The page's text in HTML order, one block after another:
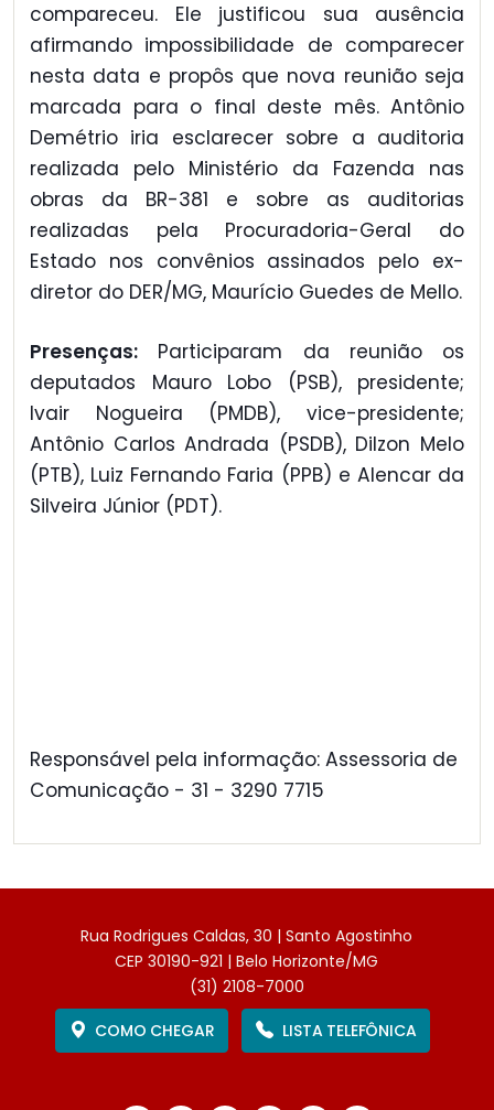
compareceu. Ele justificou sua ausência
afirmando impossibilidade de comparecer
nesta data e propôs que nova reunião seja
marcada para o final deste mês. Antônio
Demétrio iria esclarecer sobre a auditoria
realizada pelo Ministério da Fazenda nas
obras da BR-381 e sobre as auditorias
realizadas pela Procuradoria-Geral do
Estado nos convênios assinados pelo ex-
diretor do DER/MG, Maurício Guedes de Mello.
Presenças: Participaram da reunião os
deputados Mauro Lobo (PSB), presidente;
Ivair Nogueira (PMDB), vice-presidente;
Antônio Carlos Andrada (PSDB), Dilzon Melo
(PTB), Luiz Fernando Faria (PPB) e Alencar da
Silveira Júnior (PDT).
Responsável pela informação: Assessoria de
Comunicação - 31 - 3290 7715
Rua Rodrigues Caldas, 30 | Santo Agostinho
CEP 30190-921 | Belo Horizonte/MG
(31) 2108-7000
COMO CHEGAR
LISTA TELEFÔNICA